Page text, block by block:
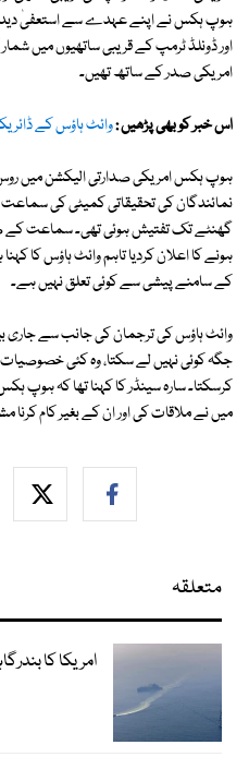
اور ڈونلڈ ٹرمپ کے قریبی ساتھیوں میں
امریکی صدر کے ساتھ تھیں۔
اس خبر کو بھی پڑھیں :وائٹ ہاؤس کے
ہوپ ہکس امریکی صدارتی الیکشن میں
گھنٹے تک تفتیش ہوئی تھی۔ سماعت کے
ہونے کا اعلان کردیا تاہم وائٹ ہاؤس کا
کے سامنے پیشی سے کوئی تعلق نہیں ہے۔
وائٹ ہاؤس کی ترجمان کی جانب سے جاری
جگہ کوئی نہیں لے سکتا، وہ کئی خصوصیات
کرسکتا۔ سارہ سینڈر کا کہنا تھا کہ ہوپ
میں نے ملاقات کی اور ان کے بغیر کام کرنا
متعلقہ
امریکا کا